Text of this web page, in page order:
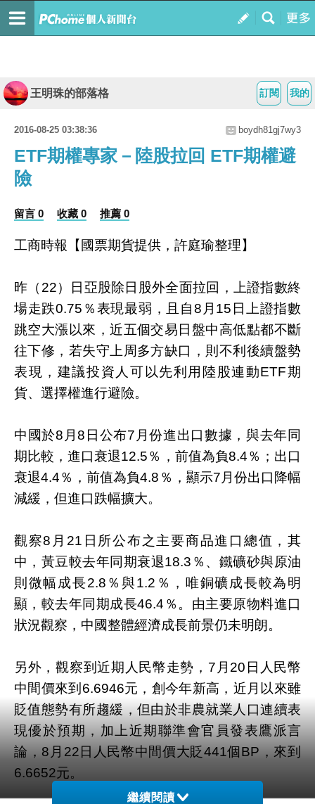
我的
訂閱
王明珠的部落格
2016-08-25 03:38:36 boydh81gj7wy3
ETF期權專家－陸股拉回 ETF期權避
險
留言 0 收藏 0 推薦 0
工商時報【國票期貨提供，許庭瑜整理】
昨（22）日亞股除日股外全面拉回，上證指數終
場走跌0.75％表現最弱，且自8月15日上證指數
跳空大漲以來，近五個交易日盤中高低點都不斷
往下修，若失守上周多方缺口，則不利後續盤勢
表現，建議投資人可以先利用陸股連動ETF期
貨、選擇權進行避險。
中國於8月8日公布7月份進出口數據，與去年同
期比較，進口衰退12.5％，前值為負8.4％；出口
衰退4.4％，前值為負4.8％，顯示7月份出口降幅
減緩，但進口跌幅擴大。
觀察8月21日所公布之主要商品進口總值，其
中，黃豆較去年同期衰退18.3％、鐵礦砂與原油
則微幅成長2.8％與1.2％，唯銅礦成長較為明
顯，較去年同期成長46.4％。由主要原物料進口
狀況觀察，中國整體經濟成長前景仍未明朗。
另外，觀察到近期人民幣走勢，7月20日人民幣
中間價來到6.6946元，創今年新高，近月以來雖
貶值態勢有所趨緩，但由於非農就業人口連續表
現優於預期，加上近期聯準會官員發表鷹派言
論，8月22日人民幣中間價大貶441個BP，來到
6.6652元。
繼續閱讀